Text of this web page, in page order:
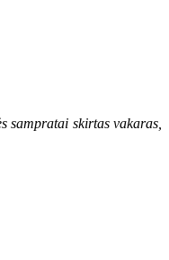
sampratai skirtas vakaras,